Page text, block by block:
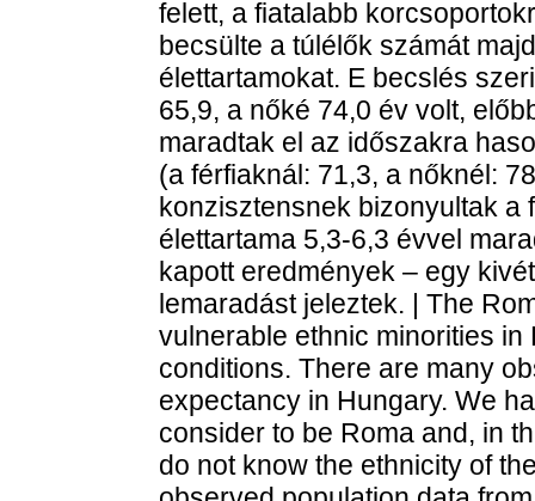
felett, a fiatalabb
becsülte a túlélők számát
élettartamokat. E becslés
65,9, a nőké 74,0 év volt,
maradtak el az időszakra
(a férfiaknál: 71,3, a nőknél:
konzisztensnek bizonyultak a
élettartama 5,3-6,3 évvel
kapott eredmények – egy
lemaradást jeleztek. | The
vulnerable ethnic minorities
conditions. There are many
expectancy in Hungary. We
consider to be Roma and, in
do not know the ethnicity of